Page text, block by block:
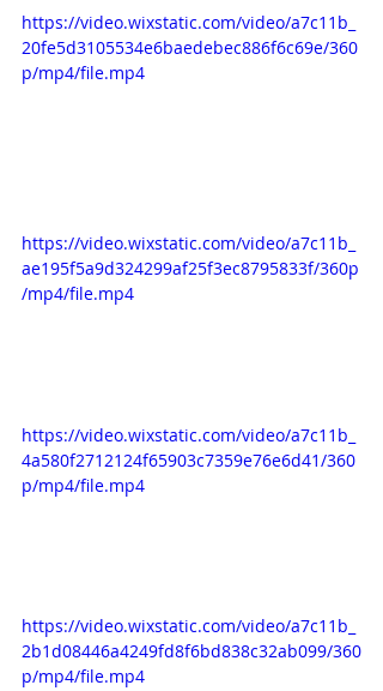
https://video.wixstatic.com/video/a7c11b_
20fe5d3105534e6baedebec886f6c69e/360
p/mp4/file.mp4
https://video.wixstatic.com/video/a7c11b_
ae195f5a9d324299af25f3ec8795833f/360p
/mp4/file.mp4
https://video.wixstatic.com/video/a7c11b_
4a580f2712124f65903c7359e76e6d41/360
p/mp4/file.mp4
https://video.wixstatic.com/video/a7c11b_
2b1d08446a4249fd8f6bd838c32ab099/360
p/mp4/file.mp4